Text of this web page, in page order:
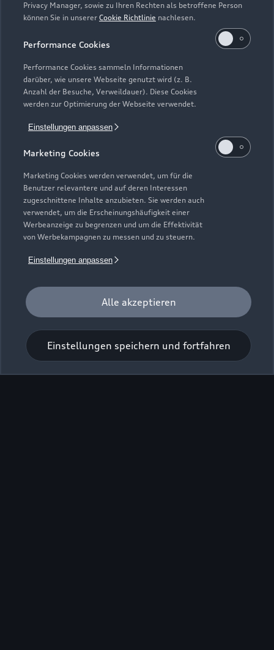
Privacy Manager, sowie zu Ihren Rechten als betroffene Person
können Sie in unserer Cookie Richtlinie nachlesen.
Performance Cookies
Performance Cookies sammeln Informationen
darüber, wie unsere Webseite genutzt wird (z. B.
Anzahl der Besuche, Verweildauer). Diese Cookies
werden zur Optimierung der Webseite verwendet.
Einstellungen anpassen
Marketing Cookies
Marketing Cookies werden verwendet, um für die
Benutzer relevantere und auf deren Interessen
zugeschnittene Inhalte anzubieten. Sie werden auch
verwendet, um die Erscheinungshäufigkeit einer
Werbeanzeige zu begrenzen und um die Effektivität
von Werbekampagnen zu messen und zu steuern.
Einstellungen anpassen
Alle akzeptieren
Einstellungen speichern und fortfahren
39164 Wanzleben - Börde OT
Hohendodeleben
039204 7800
info@autohaus-perski.de
Kontaktdaten herunterladen
Öffnungszeiten